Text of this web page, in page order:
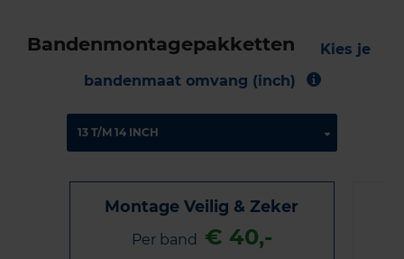
Bandenmontagepakketten
Kies je
bandenmaat omvang (inch)
Montage Veilig & Zeker
Per band € 40,-